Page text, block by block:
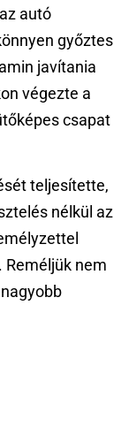
autó
győztes
javítania
végezte a
csapat
teljesítette,
nélkül az
Reméljük nem